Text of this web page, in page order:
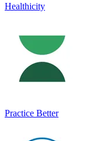
Healthicity
Practice Better